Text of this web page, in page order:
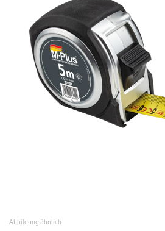
Abbildung ähnlich